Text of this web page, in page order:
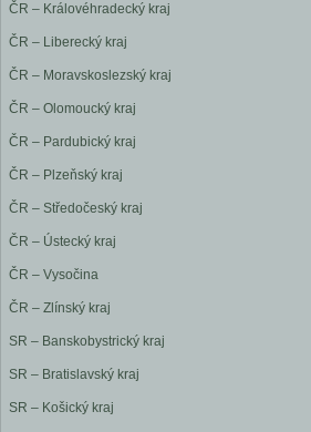
ČR – Královéhradecký kraj
ČR – Liberecký kraj
ČR – Moravskoslezský kraj
ČR – Olomoucký kraj
ČR – Pardubický kraj
ČR – Plzeňský kraj
ČR – Středočeský kraj
ČR – Ústecký kraj
ČR – Vysočina
ČR – Zlínský kraj
SR – Banskobystrický kraj
SR – Bratislavský kraj
SR – Košický kraj